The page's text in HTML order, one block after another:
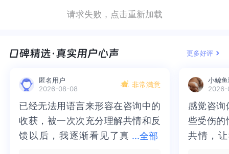
就是勇敢地表白。所以，不要用你对这个人的好
处，你们对彼此有了更多的了解时，你才能够清晰
密关系，所以，不要用这一部分困扰，纠结来消耗
自己。其实，从你的描述，我能够感受到你内在的
自卑，不自信，对自己的不接纳。很明显，你对这
一部分是没有明确地觉察的，这会让你在无意识中
把对自己地不接纳投射到他的身上，认为他人也可
勇敢地表白。所以，不要用你对这个人的好感，是
们对彼此有了更多的了解时，你才能够清晰的知道
系，所以，不要用这一部分困扰，纠结来消耗自
己。其实，从你的描述，我能够感受到你内在的自
卑，不自信，对自己的不接纳。很明显，你对这一
部分是没有明确地觉察的，这会让你在无意识中把
对自己地不接纳投射到他的身上，认为他人也可能
请求失败，点击重新加载
更多好评
匿名用户
2026-08-08
非常满意
...全部
已经无法用语言来形容在咨询中的
收获，被一次次充分理解共情和反
馈以后，我逐渐看见了真
已经无法用语言来形容在咨询中的
收获，被一次次充分理解共情和反
馈以后，我逐渐看见了真实的那
小鲸
感觉咨询
些受伤的
共情，
感觉咨询
些受伤的
共情，让